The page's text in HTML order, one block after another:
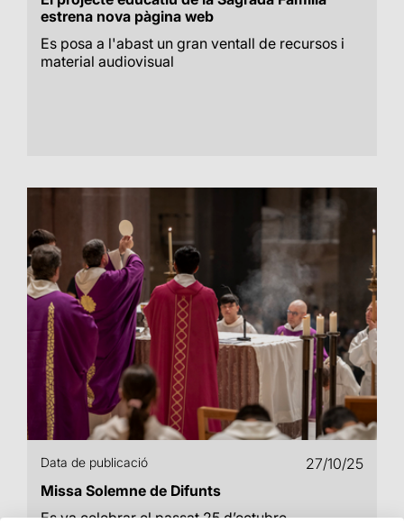
estrena nova pàgina web
Es posa a l'abast un gran ventall de recursos i
material audiovisual
Data de publicació
27/10/25
Missa Solemne de Difunts
Es va celebrar el passat 25 d’octubre